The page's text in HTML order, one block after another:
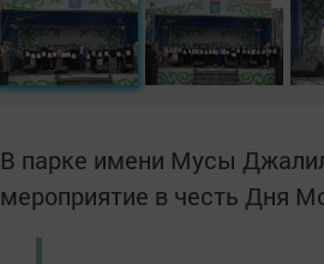
В парке имени Мусы
мероприятие в честь Дня